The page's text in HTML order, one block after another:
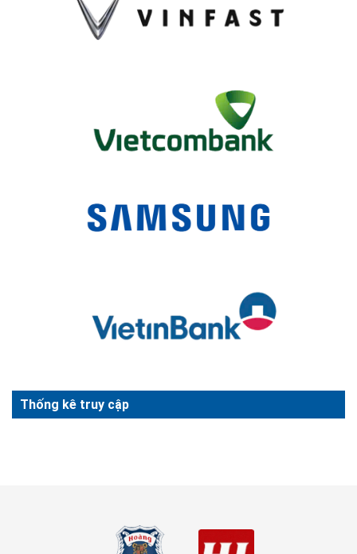
Thống kê truy cập